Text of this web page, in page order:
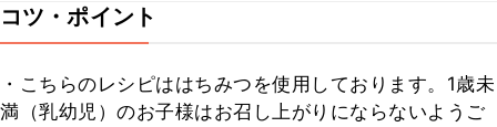
コツ・ポイント
・こちらのレシピははちみつを使用しております。1歳未
満（乳幼児）のお子様はお召し上がりにならないようご